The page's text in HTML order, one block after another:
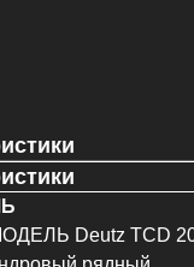
Deutz TCD